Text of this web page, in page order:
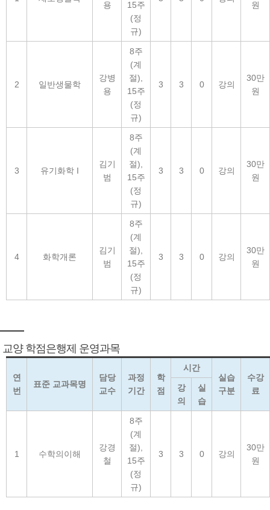
용
15주
(정
규)
원
2 일반생물학
강병
용
8주
(계
절),
15주
(정
규)
3 3 0 강의
30만
원
3 유기화학 I
김기
범
8주
(계
절),
15주
(정
규)
3 3 0 강의
30만
원
4 화학개론
김기
범
8주
(계
절),
15주
(정
규)
3 3 0 강의
30만
원
교양 학점은행제 운영과목
연
번
표준 교과목명
담당
교수
과정
기간
학
점
시간
실습
구분
수강
료
강
의
실
습
1 수학의이해
강경
철
8주
(계
절),
15주
(정
규)
3 3 0 강의
30만
원